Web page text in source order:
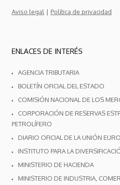
Aviso legal| Política de privacidad
ENLACES DE INTERÉS
AGENCIA TRIBUTARIA
BOLETÍN OFICIAL DEL ESTADO
COMISIÓN NACIONAL DE LOS
CORPORACIÓN DE RESERVAS
PETROLÍFERO
DIARIO OFICIAL DE LA UNIÓN
INSTITUTO PARA LA
MINISTERIO DE HACIENDA
MINISTERIO DE INDUSTRIA,